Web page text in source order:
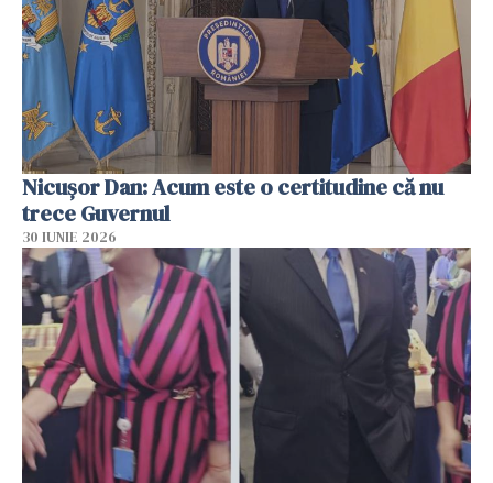
Nicușor Dan: Acum este o certitudine că nu
trece Guvernul
30 IUNIE 2026